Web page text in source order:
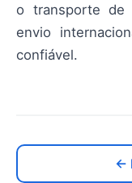
o transporte de
envio
confiável.
←